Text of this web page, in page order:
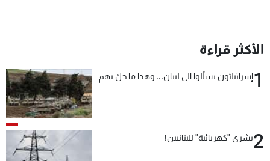
الأكثر قراءة
1إسرائيليّون تسلّلوا الى لبنان... وهذا ما حلّ بهم
2بشرى "كهربائية" للبنانيين!